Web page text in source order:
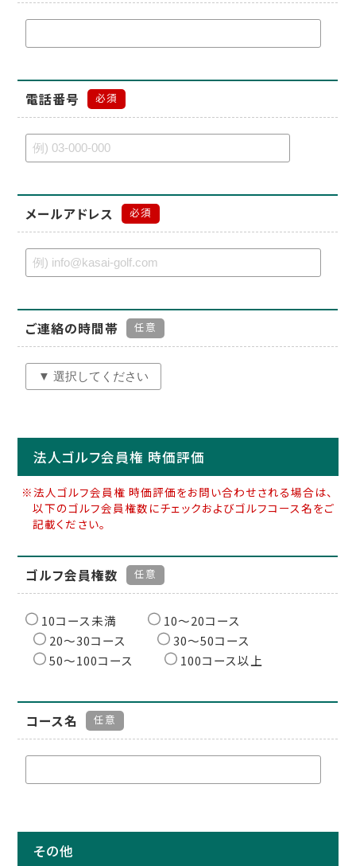
電話番号 必須
メールアドレス 必須
ご連絡の時間帯 任意
法人ゴルフ会員権 時価評価
※法人ゴルフ会員権 時価評価をお問い合わせされる場合は、
以下のゴルフ会員権数にチェックおよびゴルフコース名をご
記載ください。
ゴルフ会員権数 任意
10コース未満
10〜20コース
20〜30コース
30〜50コース
50〜100コース
100コース以上
コース名 任意
その他